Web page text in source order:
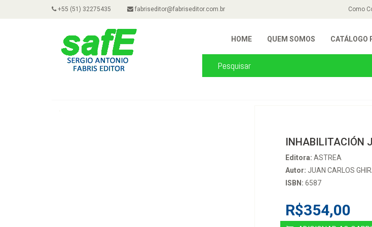
+55 (51) 32275435 fabriseditor@fabriseditor.com.br Como
HOME QUEM SOMOS CATÁLOGO
INHABILITACIÓN
Editora: ASTREA
Autor: JUAN CARLOS
ISBN: 6587
R$354,00